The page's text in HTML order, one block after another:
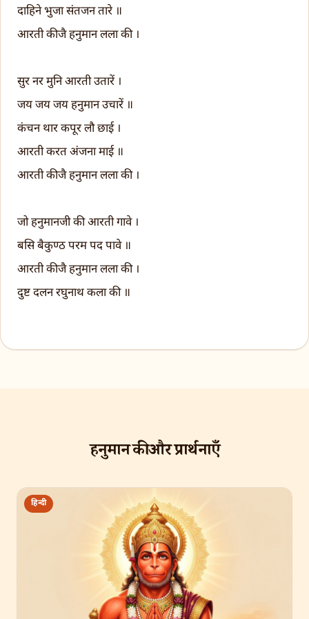
दाहिने भुजा संतजन तारे ॥
आरती कीजै हनुमान लला की ।
सुर नर मुनि आरती उतारें ।
जय जय जय हनुमान उचारें ॥
कंचन थार कपूर लौ छाई ।
आरती करत अंजना माई ॥
आरती कीजै हनुमान लला की ।
जो हनुमानजी की आरती गावे ।
बसि बैकुण्ठ परम पद पावे ॥
आरती कीजै हनुमान लला की ।
दुष्ट दलन रघुनाथ कला की ॥
हनुमान की और प्रार्थनाएँ
हिन्दी